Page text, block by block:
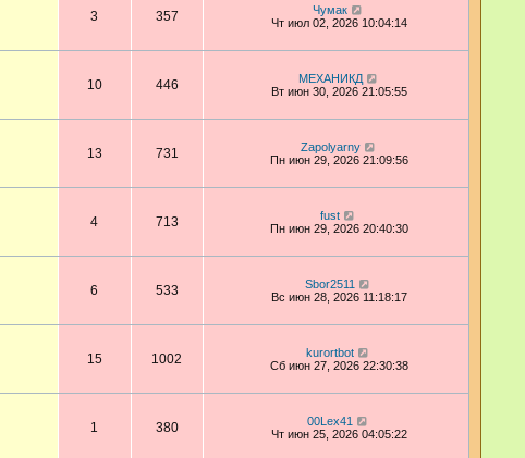
3 357
Чумак
Чт июл 02, 2026 10:04:14
10 446
МЕХАНИКД
Вт июн 30, 2026 21:05:55
13 731
Zapolyarny
Пн июн 29, 2026 21:09:56
4 713
fust
Пн июн 29, 2026 20:40:30
6 533
Sbor2511
Вс июн 28, 2026 11:18:17
15 1002
kurortbot
Сб июн 27, 2026 22:30:38
1 380
00Lex41
Чт июн 25, 2026 04:05:22